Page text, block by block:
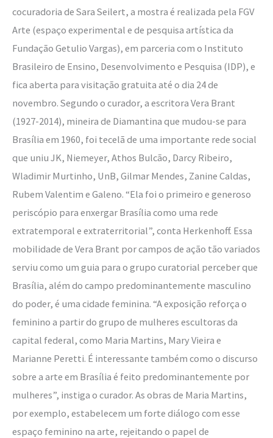
cocuradoria de Sara Seilert, a mostra é realizada pela FGV
Arte (espaço experimental e de pesquisa artística da
Fundação Getulio Vargas), em parceria com o Instituto
Brasileiro de Ensino, Desenvolvimento e Pesquisa (IDP), e
fica aberta para visitação gratuita até o dia 24 de
novembro. Segundo o curador, a escritora Vera Brant
(1927-2014), mineira de Diamantina que mudou-se para
Brasília em 1960, foi tecelã de uma importante rede social
que uniu JK, Niemeyer, Athos Bulcão, Darcy Ribeiro,
Wladimir Murtinho, UnB, Gilmar Mendes, Zanine Caldas,
Rubem Valentim e Galeno. “Ela foi o primeiro e generoso
periscópio para enxergar Brasília como uma rede
extratemporal e extraterritorial”, conta Herkenhoff. Essa
mobilidade de Vera Brant por campos de ação tão variados
serviu como um guia para o grupo curatorial perceber que
Brasília, além do campo predominantemente masculino
do poder, é uma cidade feminina. “A exposição reforça o
feminino a partir do grupo de mulheres escultoras da
capital federal, como Maria Martins, Mary Vieira e
Marianne Peretti. É interessante também como o discurso
sobre a arte em Brasília é feito predominantemente por
mulheres”, instiga o curador. As obras de Maria Martins,
por exemplo, estabelecem um forte diálogo com esse
espaço feminino na arte, rejeitando o papel de